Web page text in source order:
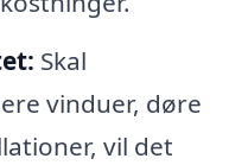
Skal
vinduer, døre
vil det